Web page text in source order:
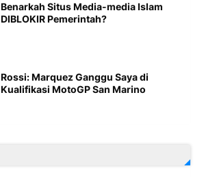
Benarkah Situs Media-media Islam
DIBLOKIR Pemerintah?
Rossi: Marquez Ganggu Saya di
Kualifikasi MotoGP San Marino